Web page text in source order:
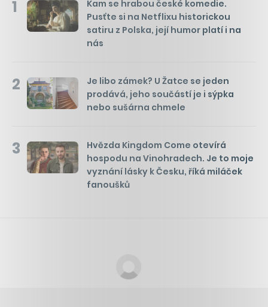
1
Kam se hrabou české komedie.
Pusťte si na Netflixu historickou
satiru z Polska, její humor platí i na
nás
2
Je libo zámek? U Žatce se jeden
prodává, jeho součástí je i sýpka
nebo sušárna chmele
3
Hvězda Kingdom Come otevírá
hospodu na Vinohradech. Je to moje
vyznání lásky k Česku, říká miláček
fanoušků